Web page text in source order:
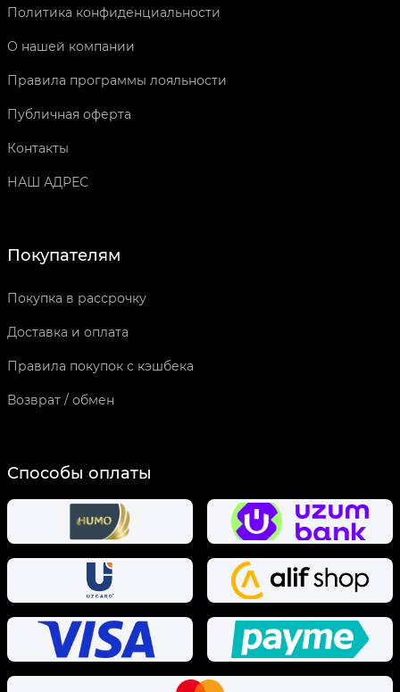
Политика конфиденциальности
О нашей компании
Правила программы лояльности
Публичная оферта
Контакты
НАШ АДРЕС
Покупателям
Покупка в рассрочку
Доставка и оплата
Правила покупок с кэшбека
Возврат / обмен
Способы оплаты